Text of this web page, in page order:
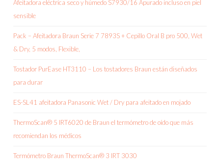
Afeitadora eléctrica seco y húmedo S7930/16 Apurado incluso en piel
sensible
Pack – Afeitadora Braun Serie 7 7893S + Cepillo Oral B pro 500, Wet
& Dry, 5 modos, Flexible,
Tostador PurEase HT3110 – Los tostadores Braun están diseñados
para durar
ES-SL41 afeitadora Panasonic Wet / Dry para afeitado en mojado
ThermoScan® 5 IRT6020 de Braun el termómetro de oído que más
recomiendan los médicos
Termómetro Braun ThermoScan® 3 IRT 3030